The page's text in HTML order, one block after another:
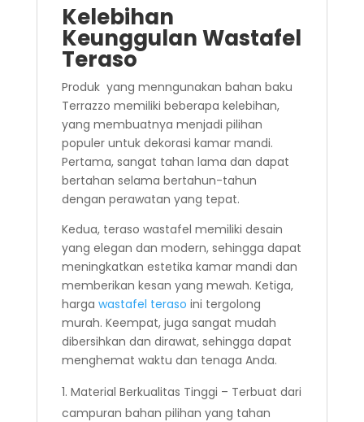
Kelebihan
Keunggulan Wastafel
Teraso
Produk yang menngunakan bahan baku
Terrazzo memiliki beberapa kelebihan,
yang membuatnya menjadi pilihan
populer untuk dekorasi kamar mandi.
Pertama, sangat tahan lama dan dapat
bertahan selama bertahun-tahun
dengan perawatan yang tepat.
Kedua, teraso wastafel memiliki desain
yang elegan dan modern, sehingga dapat
meningkatkan estetika kamar mandi dan
memberikan kesan yang mewah. Ketiga,
harga wastafel teraso ini tergolong
murah. Keempat, juga sangat mudah
dibersihkan dan dirawat, sehingga dapat
menghemat waktu dan tenaga Anda.
Material Berkualitas Tinggi – Terbuat dari
campuran bahan pilihan yang tahan